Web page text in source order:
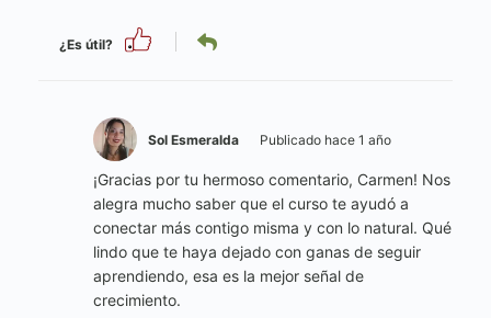
¿Es útil?
Sol Esmeralda Publicado hace 1 año
¡Gracias por tu hermoso comentario, Carmen! Nos
alegra mucho saber que el curso te ayudó a
conectar más contigo misma y con lo natural. Qué
lindo que te haya dejado con ganas de seguir
aprendiendo, esa es la mejor señal de
crecimiento.